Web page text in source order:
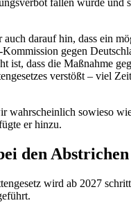
darauf hin, dass ein
gegen
ist, dass die Maßnahme
verstößt – viel
wahrscheinlich sowieso
er hinzu.
den Abstrichen
wird ab 2027